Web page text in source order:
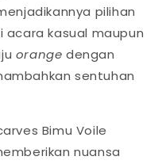
pilihan
acara kasual maupun
orangedengan
sentuhan
Bimu Voile
nuansa